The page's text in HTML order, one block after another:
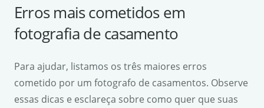
Erros mais cometidos em
fotografia de casamento
Para ajudar, listamos os três maiores erros
cometido por um fotografo de casamentos. Observe
essas dicas e esclareça sobre como quer que suas